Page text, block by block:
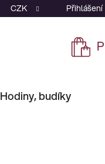
CZK Přihlášení
Hodiny, budíky